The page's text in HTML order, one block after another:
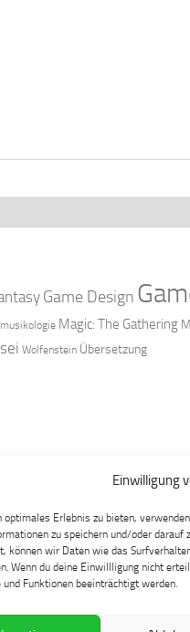
Einwilligung
optimales Erlebnis zu bieten,
zu speichern und/oder darauf
können wir Daten wie das
Wenn du deine Einwillligung nicht
und Funktionen beeinträchtigt werden.
Game Design
Magic: The Gathering
Wolfenstein Übersetzung